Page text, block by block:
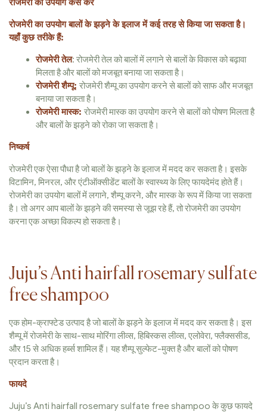
रोजमेरी का उपयोग कैसे करें
रोजमेरी का उपयोग बालों के झड़ने के इलाज में कई तरह से किया जा सकता है।
यहाँ कुछ तरीके हैं:
रोजमेरी तेल: रोजमेरी तेल को बालों में लगाने से बालों के विकास को बढ़ावा
मिलता है और बालों को मजबूत बनाया जा सकता है।
रोजमेरी शैम्पू: रोजमेरी शैम्पू का उपयोग करने से बालों को साफ और मजबूत
बनाया जा सकता है।
रोजमेरी मास्क: रोजमेरी मास्क का उपयोग करने से बालों को पोषण मिलता है
और बालों के झड़ने को रोका जा सकता है।
निष्कर्ष
रोजमेरी एक ऐसा पौधा है जो बालों के झड़ने के इलाज में मदद कर सकता है। इसके
विटामिन, मिनरल, और एंटीऑक्सीडेंट बालों के स्वास्थ्य के लिए फायदेमंद होते हैं।
रोजमेरी का उपयोग बालों में लगाने, शैम्पू करने, और मास्क के रूप में किया जा सकता
है। तो अगर आप बालों के झड़ने की समस्या से जूझ रहे हैं, तो रोजमेरी का उपयोग
करना एक अच्छा विकल्प हो सकता है।
Juju’s Anti hairfall rosemary sulfate
free shampoo
एक होम-क्राफ्टेड उत्पाद है जो बालों के झड़ने के इलाज में मदद कर सकता है। इस
शैम्पू में रोजमेरी के साथ-साथ मोरिंगा लीव्स, हिबिस्कस लीव्स, एलोवेरा, फ्लैक्ससीड,
और 15 से अधिक हर्ब्स शामिल हैं। यह शैम्पू सुल्फेट-मुक्त है और बालों को पोषण
प्रदान करता है।
फायदे
Juju’s Anti hairfall rosemary sulfate free shampoo के कुछ फायदे